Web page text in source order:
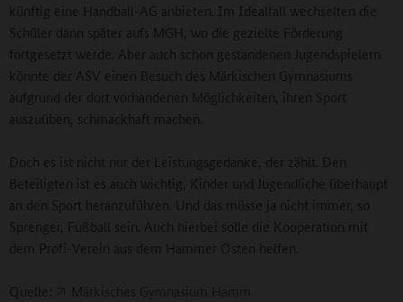
künftig eine Handball-AG anbieten. Im Idealfall wechselten die
Schüler dann später aufs MGH, wo die gezielte Förderung
fortgesetzt werde. Aber auch schon gestandenen Jugendspielern
könnte der ASV einen Besuch des Märkischen Gymnasiums
aufgrund der dort vorhandenen Möglichkeiten, ihren Sport
auszuüben, schmackhaft machen.
Doch es ist nicht nur der Leistungsgedanke, der zählt. Den
Beteiligten ist es auch wichtig, Kinder und Jugendliche überhaupt
an den Sport heranzuführen. Und das müsse ja nicht immer, so
Sprenger, Fußball sein. Auch hierbei solle die Kooperation mit
dem Profi-Verein aus dem Hammer Osten helfen.
Quelle: Märkisches Gymnasium Hamm